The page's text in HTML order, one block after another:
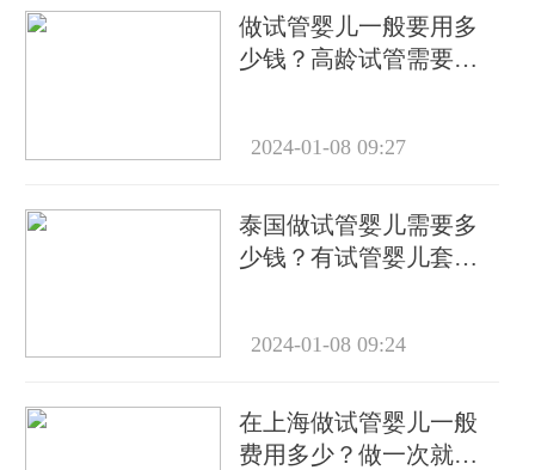
做试管婴儿一般要用多
少钱？高龄试管需要做
2024-01-08 09:27
泰国做试管婴儿需要多
少钱？有试管婴儿套餐
2024-01-08 09:24
在上海做试管婴儿一般
费用多少？做一次就能